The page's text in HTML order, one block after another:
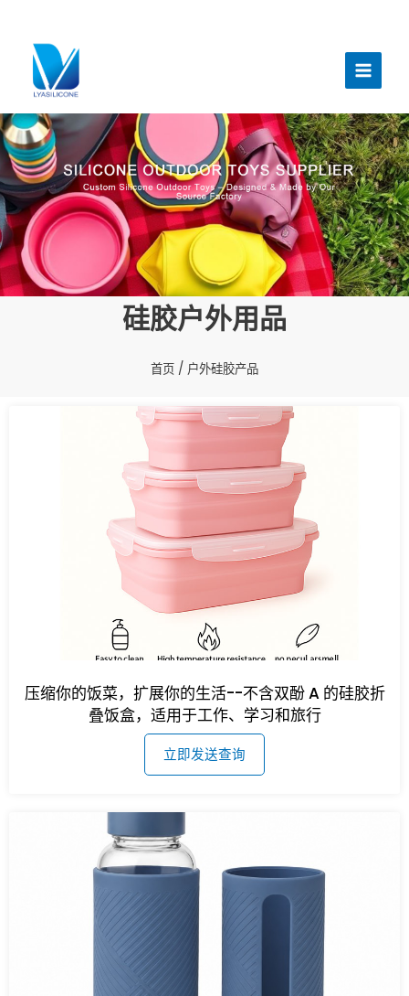
菜
单
硅胶户外用品
首页 / 户外硅胶产品
压缩你的饭菜，扩展你的生活--不含双酚 A 的硅胶折
叠饭盒，适用于工作、学习和旅行
立即发送查询